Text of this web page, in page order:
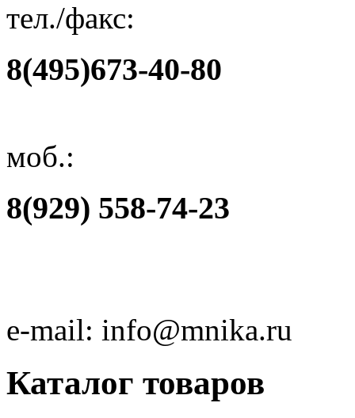
тел./факс:
8(495)673-40-80
моб.:
8(929) 558-74-23
e-mail: info@mnika.ru
Каталог товаров